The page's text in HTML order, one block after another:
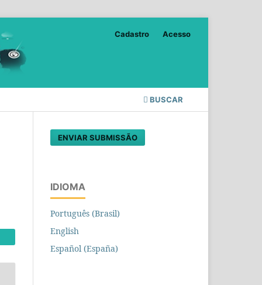
BUSCAR
Cadastro Acesso
ENVIAR SUBMISSÃO
IDIOMA
Português (Brasil)
English
Español (España)